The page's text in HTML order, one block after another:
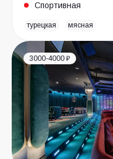
Спортивная
турецкая мясная
3000-4000 ₽